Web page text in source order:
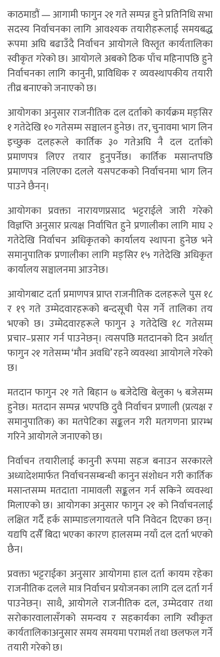
काठमाडौं — आगामी फागुन २१ गते सम्पन्न हुने प्रतिनिधि सभा
सदस्य निर्वाचनका लागि आवश्यक तयारीहरूलाई समयबद्ध
रूपमा अघि बढाउँदै निर्वाचन आयोगले विस्तृत कार्यतालिका
स्वीकृत गरेको छ। आयोगले अबको ठिक पाँच महिनापछि हुने
निर्वाचनका लागि कानुनी, प्राविधिक र व्यवस्थापकीय तयारी
तीव्र बनाएको जनाएको छ।
आयोगका अनुसार राजनीतिक दल दर्ताको कार्यक्रम मङ्सिर
१ गतेदेखि १० गतेसम्म सञ्चालन हुनेछ। तर, चुनावमा भाग लिन
इच्छुक दलहरूले कार्तिक ३० गतेअघि नै दल दर्ताको
प्रमाणपत्र लिएर तयार हुनुपर्नेछ। कार्तिक मसान्तपछि
प्रमाणपत्र नलिएका दलले यसपटकको निर्वाचनमा भाग लिन
पाउने छैनन्।
आयोगका प्रवक्ता नारायणप्रसाद भट्टराईले जारी गरेको
विज्ञप्ति अनुसार प्रत्यक्ष निर्वाचित हुने प्रणालीका लागि माघ २
गतेदेखि निर्वाचन अधिकृतको कार्यालय स्थापना हुनेछ भने
समानुपातिक प्रणालीका लागि मङ्सिर १५ गतेदेखि अधिकृत
कार्यालय सञ्चालनमा आउनेछ।
आयोगबाट दर्ता प्रमाणपत्र प्राप्त राजनीतिक दलहरूले पुस १८
र १९ गते उम्मेदवारहरूको बन्दसूची पेस गर्ने तालिका तय
भएको छ। उम्मेदवारहरूले फागुन ३ गतेदेखि १८ गतेसम्म
प्रचार–प्रसार गर्न पाउनेछन्। त्यसपछि मतदानको दिन अर्थात्
फागुन २१ गतेसम्म ‘मौन अवधि’ रहने व्यवस्था आयोगले गरेको
छ।
मतदान फागुन २१ गते बिहान ७ बजेदेखि बेलुका ५ बजेसम्म
हुनेछ। मतदान सम्पन्न भएपछि दुवै निर्वाचन प्रणाली (प्रत्यक्ष र
समानुपातिक) का मतपेटिका सङ्कलन गरी मतगणना प्रारम्भ
गरिने आयोगले जनाएको छ।
निर्वाचन तयारीलाई कानुनी रूपमा सहज बनाउन सरकारले
अध्यादेशमार्फत निर्वाचनसम्बन्धी कानुन संशोधन गरी कार्तिक
मसान्तसम्म मतदाता नामावली सङ्कलन गर्न सकिने व्यवस्था
मिलाएको छ। आयोगका अनुसार फागुन २१ को निर्वाचनलाई
लक्षित गर्दै हर्क साम्पाङलगायतले पनि निवेदन दिएका छन्।
यद्यपि दसैँ बिदा भएका कारण हालसम्म नयाँ दल दर्ता भएको
छैन।
प्रवक्ता भट्टराईका अनुसार आयोगमा हाल दर्ता कायम रहेका
राजनीतिक दलले मात्र निर्वाचन प्रयोजनका लागि दल दर्ता गर्न
पाउनेछन्। साथै, आयोगले राजनीतिक दल, उम्मेदवार तथा
सरोकारवालासँगको समन्वय र सहकार्यका लागि स्वीकृत
कार्यतालिकाअनुसार समय समयमा परामर्श तथा छलफल गर्ने
तयारी गरेको छ।